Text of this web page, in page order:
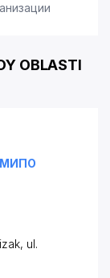
OBLASTI
ul.